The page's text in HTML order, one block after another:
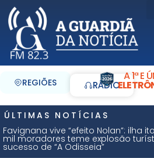
REGIÕES RÁDIO
A 1ª E
ÚLTIMAS NOTÍCIAS
Favignana vive “efeito Nolan”: ilha
mil moradores teme explosão
sucesso de “A Odisseia”